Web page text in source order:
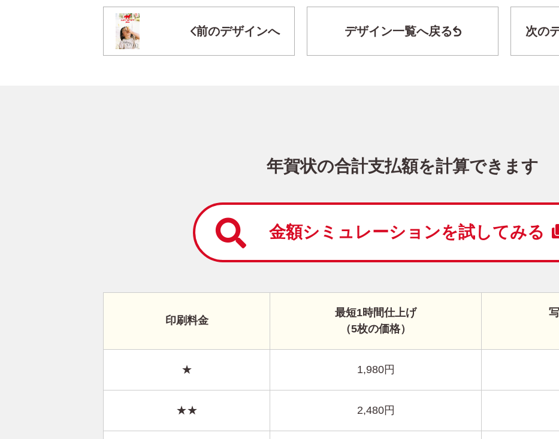
干支(午年)・写真2枚 写真入り年賀状
前のデザインへ デザイン一覧へ戻る 次の
年賀状の合計支払額を計算できます
金額シミュレーションを試してみる
印刷料金
最短1時間仕上げ
（5枚の価格）
★ 1,980円
★★ 2,480円